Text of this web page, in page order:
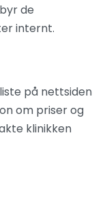
de
internt.
på nettsiden
om priser og
klinikken